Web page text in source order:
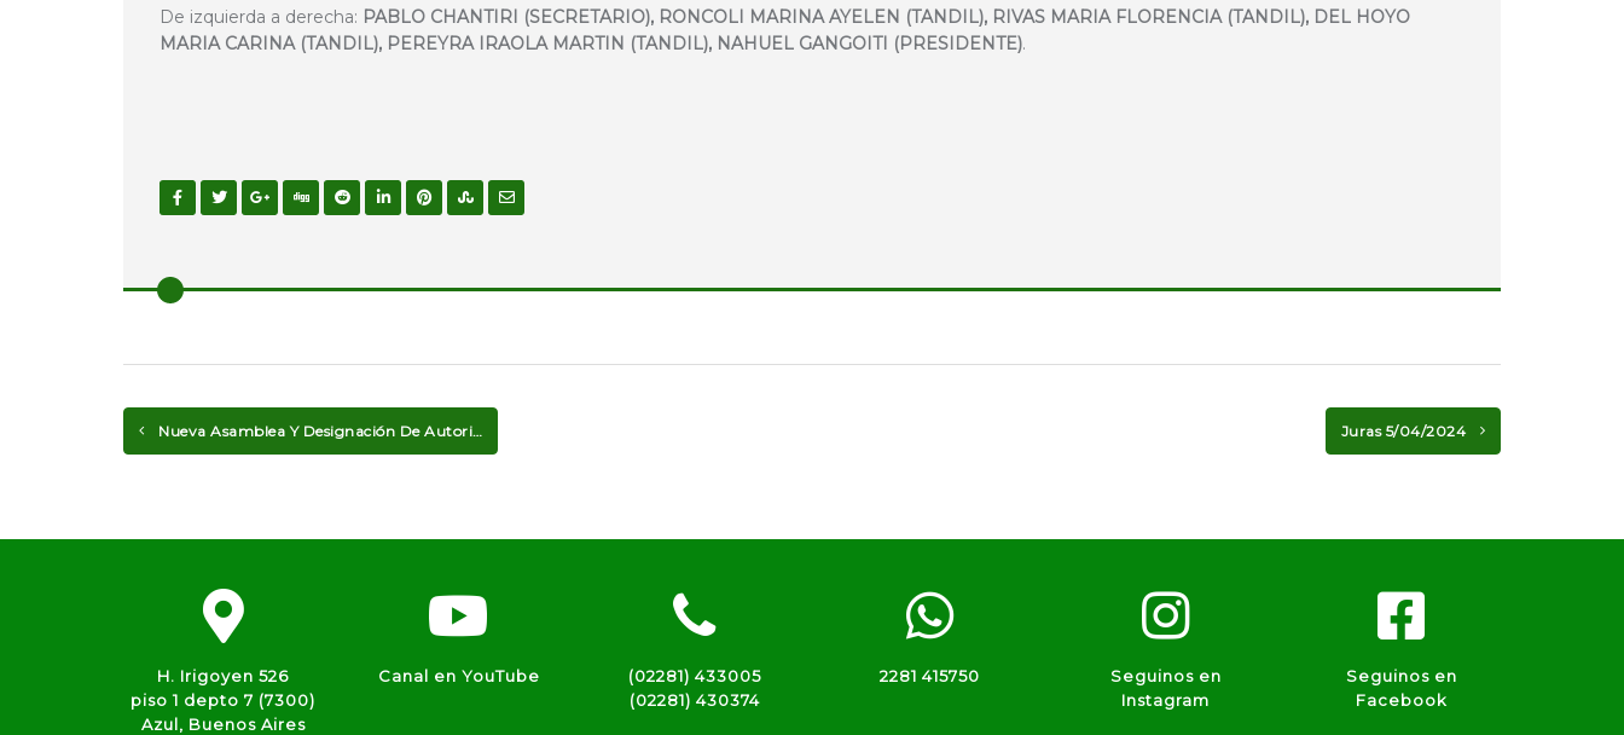
De izquierda a derecha: PABLO CHANTIRI (SECRETARIO), RONCOLI MARINA AYELEN (TANDIL), RIVAS MARIA FLORENCIA (TANDIL), DEL HOYO
MARIA CARINA (TANDIL), PEREYRA IRAOLA MARTIN (TANDIL), NAHUEL GANGOITI (PRESIDENTE).
Nueva Asamblea Y Designación De Autoridades Juras 5/04/2024
H. Irigoyen 526
piso 1 depto 7 (7300)
Azul, Buenos Aires
Canal en YouTube
(02281) 433005
(02281) 430374
2281 415750
Seguinos en
Instagram
Seguinos en
Facebook